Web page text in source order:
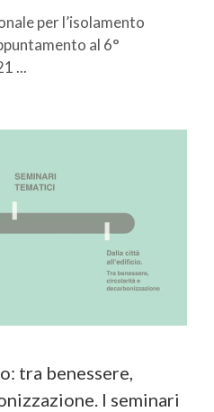
per l’isolamento
al 6°
...
tra benessere,
I seminari